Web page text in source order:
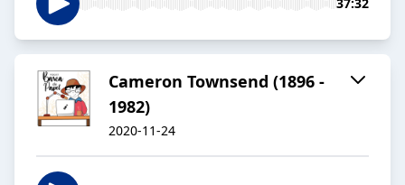
Cameron Townsend (1896 -
1982)
2020-11-24